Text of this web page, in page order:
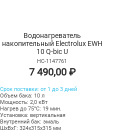
Водонагреватель
накопительный Electrolux EWH
10 Q-bic U
НС-1147761
7 490,00 ₽
Срок поставки: от 1 до 3 дней
Объем бака: 10 л
Мощность: 2,0 кВт
Нагрев до 75°С: 19 мин.
Установка: вертикальная
Внутренний бак: эмаль
ШхВхГ: 324х315х315 мм